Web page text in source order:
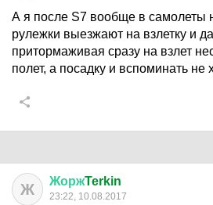
А я после S7 вообще в самолеты
рулежки выезжают на взлетку и
притормаживая сразу на взлет
полет, а посадку и вспоминать не
Ж ЖоржTerkin
23:22, 10.08.2017